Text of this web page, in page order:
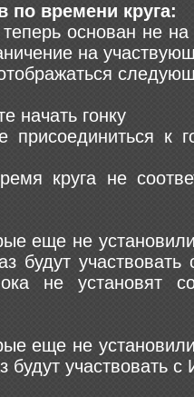
по времени круга:
основан не
на
начать гонку
к
круга не
еще не
будут участвовать
не установят
еще не
будут участвовать с